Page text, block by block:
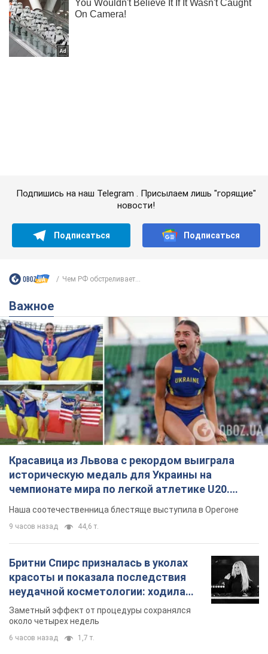
Важное
Красавица из Львова с рекордом выиграла
историческую медаль для Украины на
чемпионате мира по легкой атлетике U20.
Видео
Наша соотечественница блестяще выступила в Орегоне
9 часов назад 44,6 т.
Бритни Спирс призналась в уколах
красоты и показала последствия
неудачной косметологии: ходила
так почти месяц
Заметный эффект от процедуры сохранялся
дрона, который в апреле был
представлен Путину: в чём дело
6 часов назад 39,0 т.